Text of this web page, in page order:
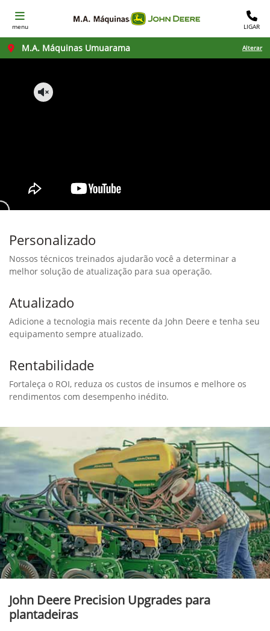
menu LIGAR
M.A. Máquinas Umuarama Alterar
Personalizado
Nossos técnicos treinados ajudarão você a determinar a
melhor solução de atualização para sua operação.
Atualizado
Adicione a tecnologia mais recente da John Deere e tenha seu
equipamento sempre atualizado.
Rentabilidade
Fortaleça o ROI, reduza os custos de insumos e melhore os
rendimentos com desempenho inédito.
John Deere Precision Upgrades para
plantadeiras